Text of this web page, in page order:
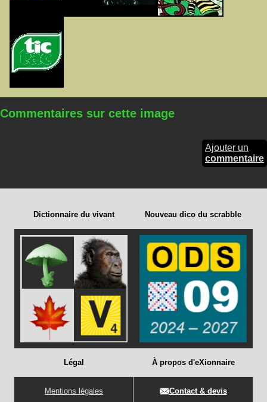
Commentaires sur cette image
Ajouter un
commentaire
Dictionnaire du vivant Nouveau dico du scrabble
Légal
Mentions légales
À propos d'eXionnaire
Contact & devis